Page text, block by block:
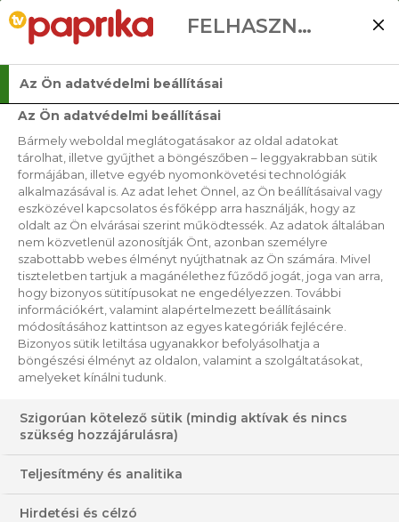
ERDEI GYÜMÖLCSÖS
POHÁRKRÉM
2019. 04. 08.
FELHASZNÁLÓI BEÁLLÍTÁSOK
Az Ön adatvédelmi beállításai
Az Ön adatvédelmi beállításai
Bármely weboldal meglátogatásakor az oldal adatokat
tárolhat, illetve gyűjthet a böngészőben – leggyakrabban sütik
formájában, illetve egyéb nyomonkövetési technológiák
alkalmazásával is. Az adat lehet Önnel, az Ön beállításaival vagy
eszközével kapcsolatos és főképp arra használják, hogy az
oldalt az Ön elvárásai szerint működtessék. Az adatok általában
nem közvetlenül azonosítják Önt, azonban személyre
szabottabb webes élményt nyújthatnak az Ön számára. Mivel
tiszteletben tartjuk a magánélethez fűződő jogát, joga van arra,
hogy bizonyos sütitípusokat ne engedélyezzen. További
információkért, valamint alapértelmezett beállításaink
módosításához kattintson az egyes kategóriák fejlécére.
Bizonyos sütik letiltása ugyanakkor befolyásolhatja a
böngészési élményt az oldalon, valamint a szolgáltatásokat,
amelyeket kínálni tudunk.
Szigorúan kötelező sütik (mindig aktívak és nincs
szükség hozzájárulásra)
Teljesítmény és analitika
Hirdetési és célzó